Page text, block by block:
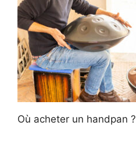
Où acheter un handpan ?